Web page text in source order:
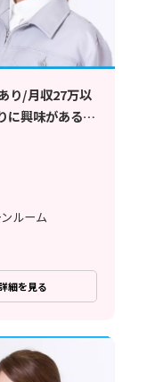
り/月収27万以
に興味がある方
ルーム
細を見る